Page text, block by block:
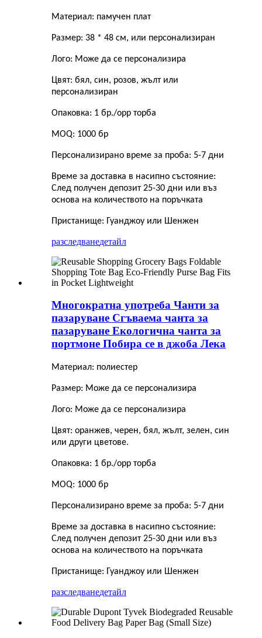
Материал: памучен плат
Размер: 38 * 48 см, или персонализиран
Лого: Може да се персонализира
Цвят: бял, син, розов, жълт или
персонализиран
Опаковка: 1 бр./opp торба
MOQ: 1000 бр
Персонализирано време за проба: 5-7 дни
Време за доставка в насипно състояние:
След получен депозит 25-30 дни или въз
основа на количеството на поръчката
Пристанище: Гуанджоу или Шенжен
разследванедетайл
Многократна употреба Чанти за
пазаруване Сгъваема чанта за
пазаруване Екологична чанта за
портмоне Побира се в джоба Лека
Материал: полиестер
Размер: Може да се персонализира
Лого: Може да се персонализира
Цвят: оранжев, черен, бял, жълт, зелен, син
или други цветове.
Опаковка: 1 бр./opp торба
MOQ: 1000 бр
Персонализирано време за проба: 5-7 дни
Време за доставка в насипно състояние:
След получен депозит 25-30 дни или въз
основа на количеството на поръчката
Пристанище: Гуанджоу или Шенжен
разследванедетайл